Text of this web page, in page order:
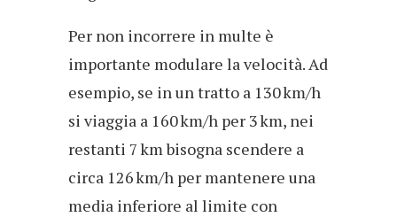
Per non incorrere in multe è
importante modulare la velocità. Ad
esempio, se in un tratto a 130 km/h
si viaggia a 160 km/h per 3 km, nei
restanti 7 km bisogna scendere a
circa 126 km/h per mantenere una
media inferiore al limite con